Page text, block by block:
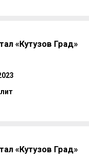
«Кутузов Град»
«Кутузов Град»